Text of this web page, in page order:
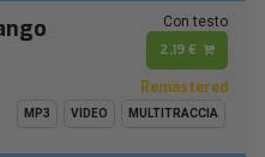
Con testo
2,19 €
Remastered
MP3 VIDEO MULTITRACCIA